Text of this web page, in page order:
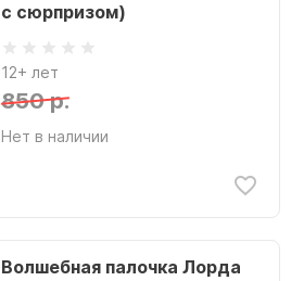
с сюрпризом)
12+ лет
850 р.
Нет в наличии
Волшебная палочка Лорда